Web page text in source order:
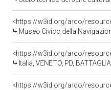
<https://w3id.org/arco/
Museo Civico della
<https://w3id.org/arco/
Italia, VENETO, PD,
<https://w3id.org/arco/